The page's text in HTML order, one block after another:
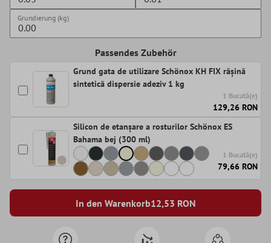
Grundierung (kg)
Passendes Zubehör
Grund gata de utilizare Schönox KH FIX rășină
sintetică dispersie adeziv 1 kg
1 Bucată(e)
129,26 RON
Silicon de etanșare a rosturilor Schönox ES
Bahama bej (300 ml)
1 Bucată(e)
79,66 RON
In den Warenkorb12,53 RON